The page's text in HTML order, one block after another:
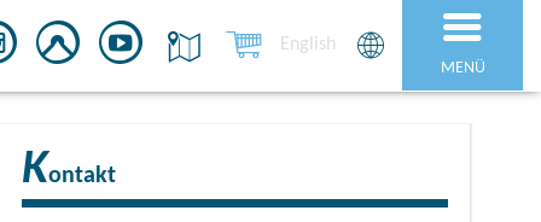
MENÜ
English
Kontakt